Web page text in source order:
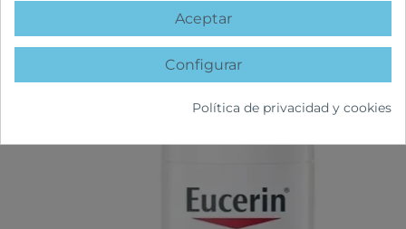
Aceptar
Configurar
Política de privacidad y cookies